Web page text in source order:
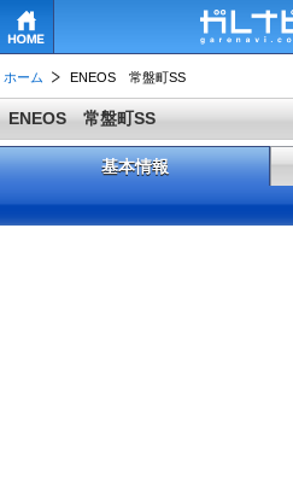
ホーム ENEOS 常盤町SS
ENEOS 常盤町SS
基本情報